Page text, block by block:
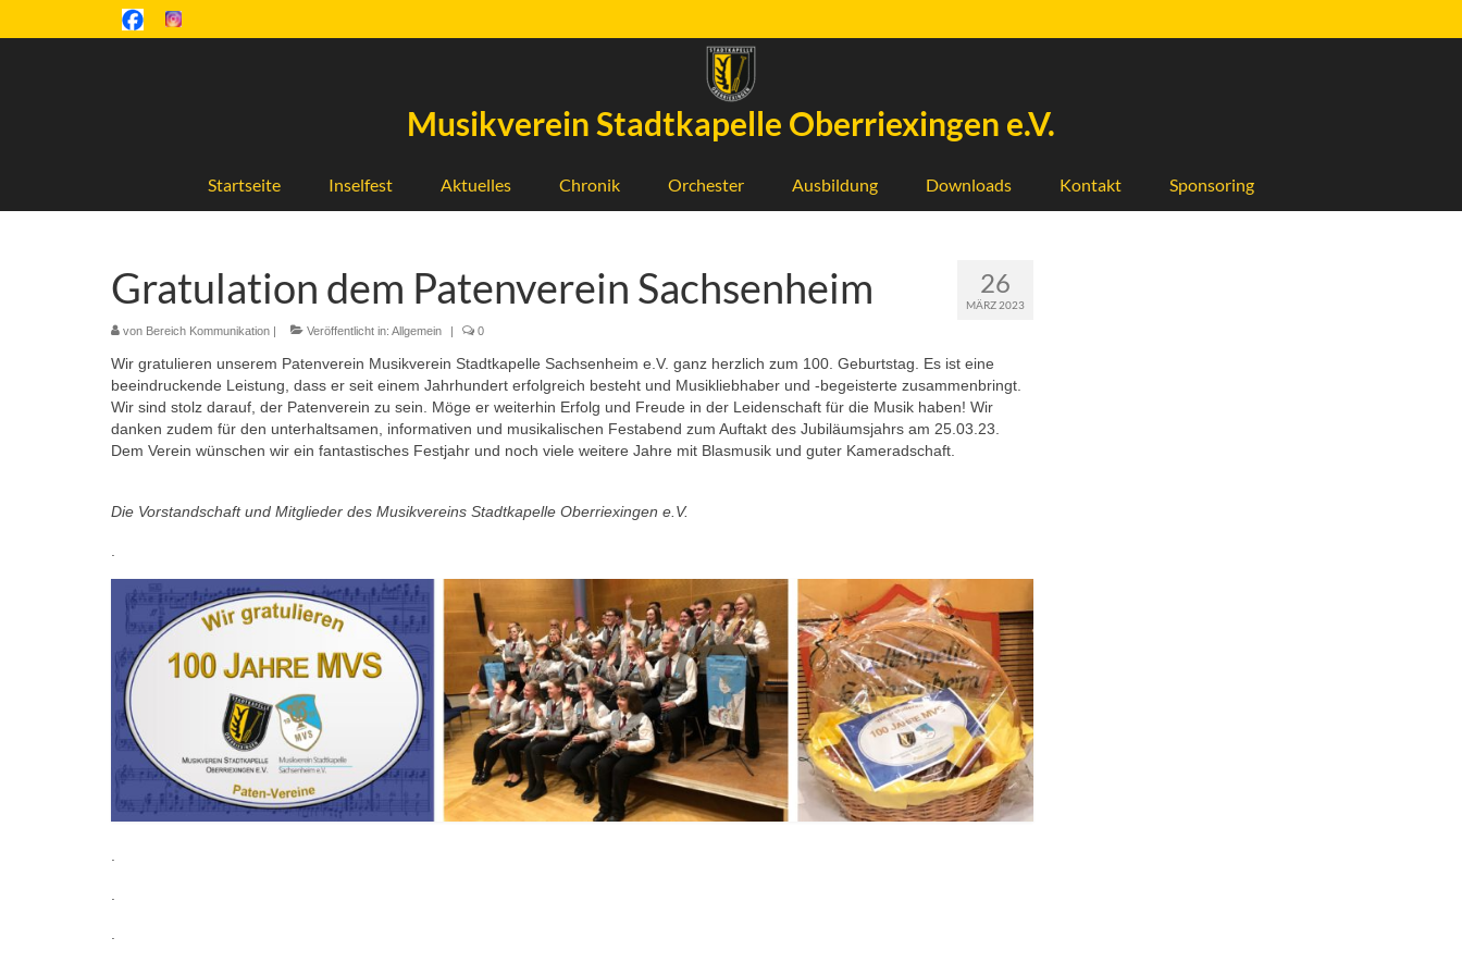
Musikverein Stadtkapelle Oberriexingen e.V.
Startseite Inselfest Aktuelles Chronik Orchester Ausbildung Downloads Kontakt Sponsoring
26
MÄRZ 2023
Gratulation dem Patenverein Sachsenheim
von Bereich Kommunikation | Veröffentlicht in: Allgemein | 0
Wir gratulieren unserem Patenverein Musikverein Stadtkapelle Sachsenheim e.V. ganz herzlich zum 100. Geburtstag. Es ist eine
beeindruckende Leistung, dass er seit einem Jahrhundert erfolgreich besteht und Musikliebhaber und -begeisterte zusammenbringt.
Wir sind stolz darauf, der Patenverein zu sein. Möge er weiterhin Erfolg und Freude in der Leidenschaft für die Musik haben! Wir
danken zudem für den unterhaltsamen, informativen und musikalischen Festabend zum Auftakt des Jubiläumsjahrs am 25.03.23.
Dem Verein wünschen wir ein fantastisches Festjahr und noch viele weitere Jahre mit Blasmusik und guter Kameradschaft.
Die Vorstandschaft und Mitglieder des Musikvereins Stadtkapelle Oberriexingen e.V.
.
.
.